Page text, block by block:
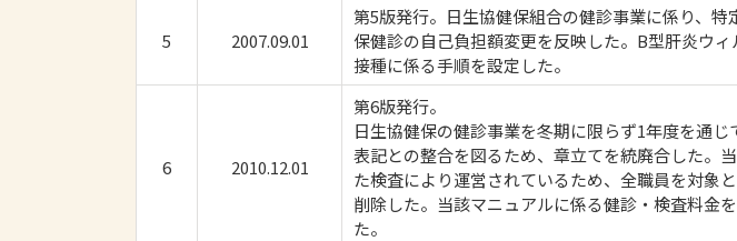
5 2007.09.01
第5版発行。日生協健保組合の健診事業に係り、
保健診の自己負担額変更を反映した。B型肝炎ウ
接種に係る手順を設定した。
6 2010.12.01
第6版発行。
日生協健保の健診事業を冬期に限らず1年度を通
表記との整合を図るため、章立てを統廃合した。
た検査により運営されているため、全職員を対象
削除した。当該マニュアルに係る健診・検査料金
た。